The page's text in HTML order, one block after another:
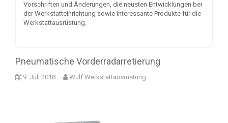
Vorschriften und Änderungen, die neusten Entwicklungen bei
der Werkstatteinrichtung sowie interessante Produkte für die
Werkstattausrüstung.
Pneumatische Vorderradarretierung
9. Juli 2018 Wulf Werkstattausrüstung